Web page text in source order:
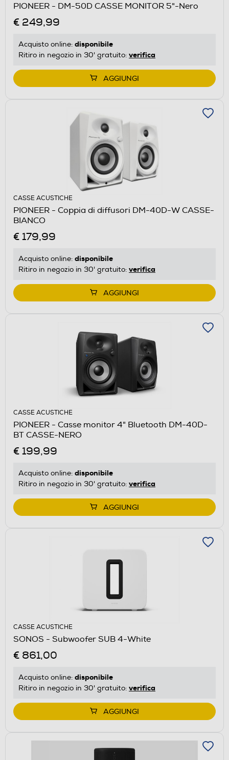
PIONEER - DM-50D CASSE MONITOR 5"-Nero
€ 249,99
Acquisto online: disponibile
Ritiro in negozio in 30' gratuito: verifica
AGGIUNGI
CASSE ACUSTICHE
PIONEER - Coppia di diffusori DM-40D-W CASSE-
BIANCO
€ 179,99
Acquisto online: disponibile
Ritiro in negozio in 30' gratuito: verifica
AGGIUNGI
CASSE ACUSTICHE
PIONEER - Casse monitor 4" Bluetooth DM-40D-
BT CASSE-NERO
€ 199,99
Acquisto online: disponibile
Ritiro in negozio in 30' gratuito: verifica
AGGIUNGI
CASSE ACUSTICHE
SONOS - Subwoofer SUB 4-White
€ 861,00
Acquisto online: disponibile
Ritiro in negozio in 30' gratuito: verifica
AGGIUNGI